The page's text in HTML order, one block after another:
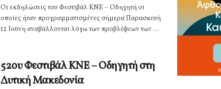
Οι εκδηλώσεις του Φεστιβάλ ΚΝΕ – Οδηγητή οι
οποίες ήταν προγραμματισμένες σήμερα Παρασκευή
12 Ιούνη αναβάλλονται λόγω των προβλέψεων των ...
52ου Φεστιβάλ ΚΝΕ – Οδηγητή στη
Δυτική Μακεδονία